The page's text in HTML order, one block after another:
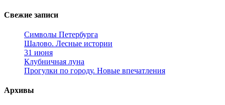
Свежие записи
Символы Петербурга
Шалово. Лесные истории
31 июня
Клубничная луна
Прогулки по городу. Новые впечатления
Архивы